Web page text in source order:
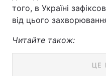
того, в Україні
від цього
Читайте також: